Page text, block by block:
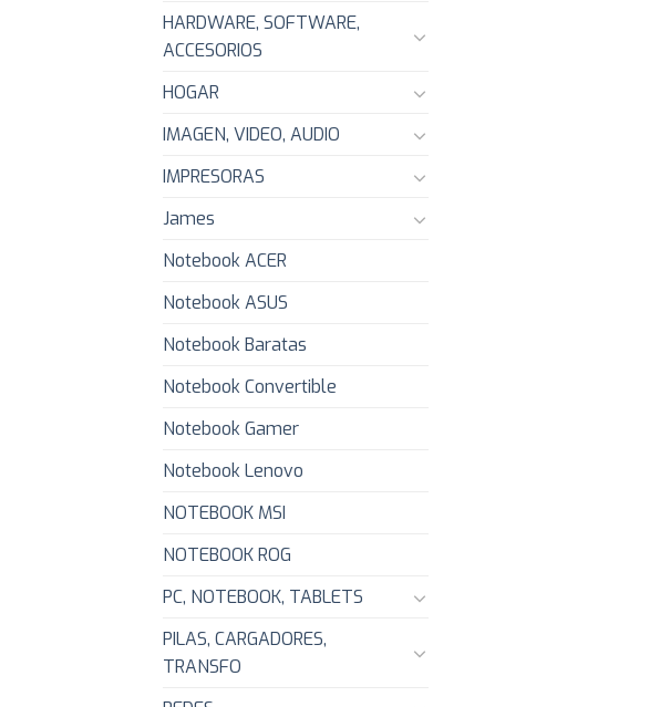
HARDWARE, SOFTWARE,
ACCESORIOS
HOGAR
IMAGEN, VIDEO, AUDIO
IMPRESORAS
James
Notebook ACER
Notebook ASUS
Notebook Baratas
Notebook Convertible
Notebook Gamer
Notebook Lenovo
NOTEBOOK MSI
NOTEBOOK ROG
PC, NOTEBOOK, TABLETS
PILAS, CARGADORES,
TRANSFO